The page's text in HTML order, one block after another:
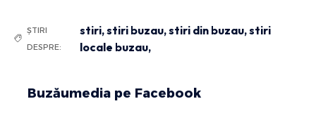
ȘTIRI
DESPRE:
stiri,stiri buzau,stiri din buzau,stiri
locale buzau,
Buzăumedia pe Facebook